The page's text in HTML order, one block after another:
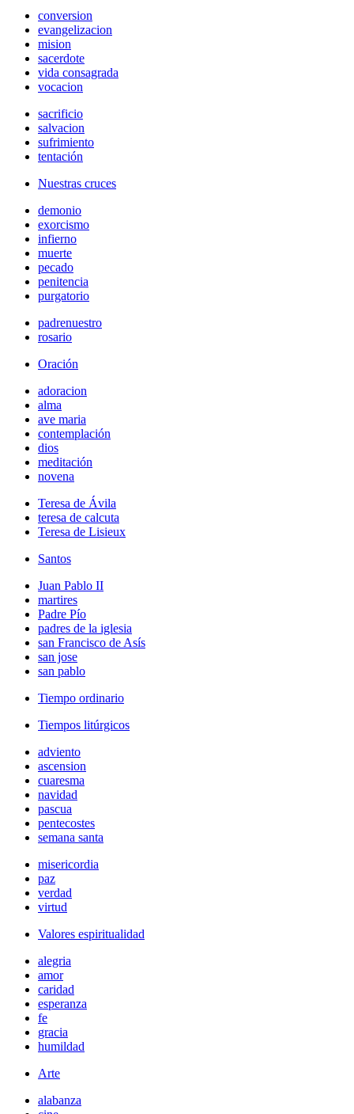
conversion
evangelizacion
mision
sacerdote
vida consagrada
vocacion
sacrificio
salvacion
sufrimiento
tentación
Nuestras cruces
demonio
exorcismo
infierno
muerte
pecado
penitencia
purgatorio
padrenuestro
rosario
Oración
adoracion
alma
ave maria
contemplación
dios
meditación
novena
Teresa de Ávila
teresa de calcuta
Teresa de Lisieux
Santos
Juan Pablo II
martires
Padre Pío
padres de la iglesia
san Francisco de Asís
san jose
san pablo
Tiempo ordinario
Tiempos litúrgicos
adviento
ascension
cuaresma
navidad
pascua
pentecostes
semana santa
misericordia
paz
verdad
virtud
Valores espiritualidad
alegria
amor
caridad
esperanza
fe
gracia
humildad
Arte
alabanza